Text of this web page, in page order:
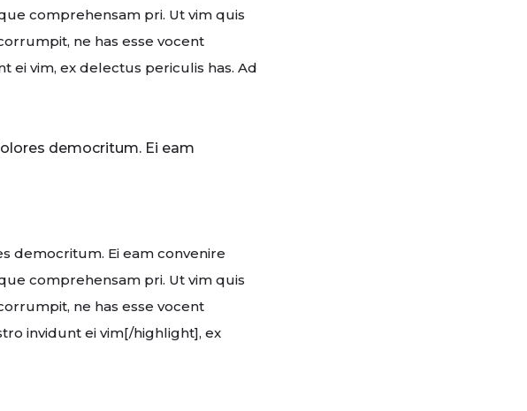
comprehensam pri. Ut vim quis
ne has esse vocent
ei vim, ex delectus periculis has. Ad
democritum. Ei eam
democritum. Ei eam convenire
comprehensam pri. Ut vim quis
ne has esse vocent
invidunt ei vim[/highlight], ex